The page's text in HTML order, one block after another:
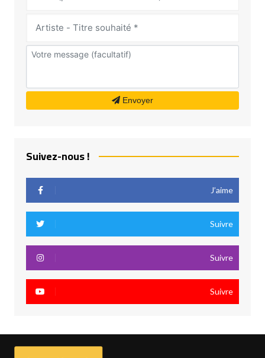
Envoyer
Suivez-nous !
J’aime
Suivre
Suivre
Suivre